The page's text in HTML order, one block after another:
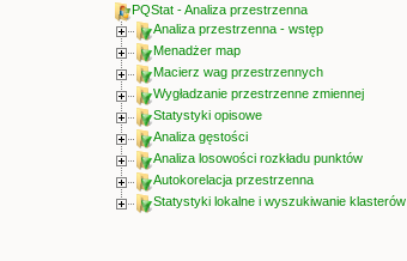
PQStat - Analiza przestrzenna
Analiza przestrzenna - wstęp
Menadżer map
Macierz wag przestrzennych
Wygładzanie przestrzenne zmiennej
Statystyki opisowe
Analiza gęstości
Analiza losowości rozkładu punktów
Autokorelacja przestrzenna
Statystyki lokalne i wyszukiwanie klasterów